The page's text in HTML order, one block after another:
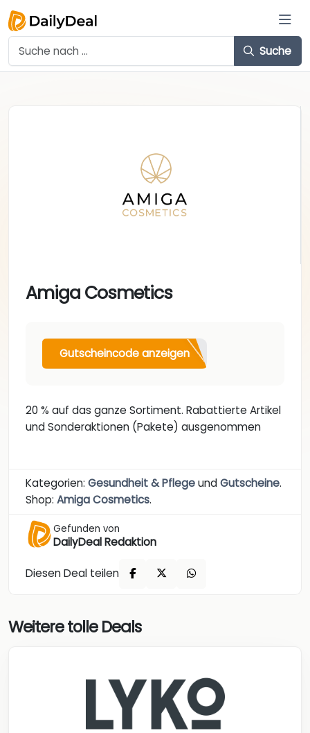
Suche
Amiga Cosmetics
Gutscheincode anzeigen
20 % auf das ganze Sortiment. Rabattierte Artikel
und Sonderaktionen (Pakete) ausgenommen
Kategorien: Gesundheit & PflegeundGutscheine.
Shop: Amiga Cosmetics.
Gefunden von
DailyDeal Redaktion
Diesen Deal teilen
Weitere tolle Deals